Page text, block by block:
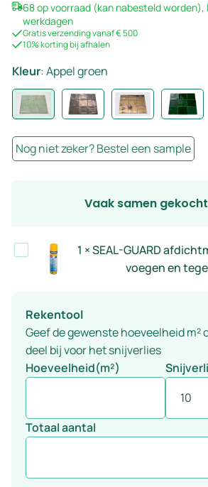
68 op voorraad (kan nabesteld worden),
werkdagen
Gratis verzending vanaf € 500
10% korting bij afhalen
Kleur:Appel groen
Nog niet zeker? Bestel een sample
Vaak samen
SEAL-
GUARD
voegen
en
tegels
1 ×SEAL-GUARD
voegen en
Rekentool
Geef de gewenste hoeveelheid m²
deel bij voor het snijverlies
Hoeveelheid(m²)
Totaal aantal